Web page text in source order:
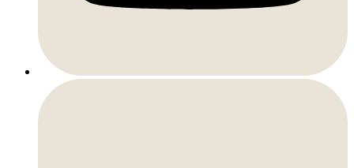
Soundcloud